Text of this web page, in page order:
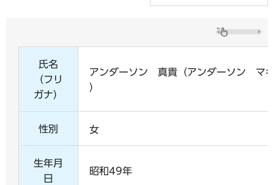
氏名
（フリ
ガナ）
アンダーソン 真貴（アンダーソン マ
）
性別 女
生年月
日
昭和49年